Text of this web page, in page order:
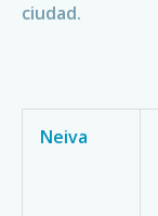
ciudad.
Neiva